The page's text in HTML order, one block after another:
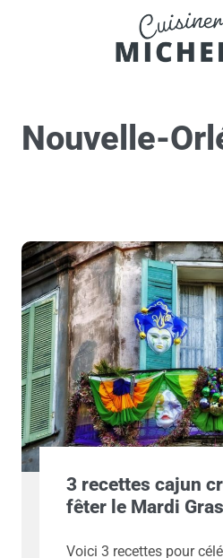
Nouvelle-
3 recettes cajun
fêter le Mardi Gras
Voici 3 recettes pour